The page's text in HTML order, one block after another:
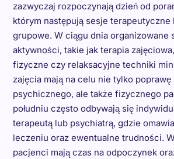
zazwyczaj rozpoczynają dzień od
którym następują sesje terapeutyczne
grupowe. W ciągu dnia organizowane
aktywności, takie jak terapia
fizyczne czy relaksacyjne techniki
zajęcia mają na celu nie tylko
psychicznego, ale także fizycznego
południu często odbywają się
terapeutą lub psychiatrą, gdzie
leczeniu oraz ewentualne trudności.
pacjenci mają czas na odpoczynek